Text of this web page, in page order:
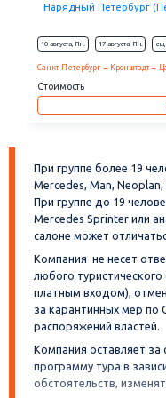
Нарядный Петербург
Пн. 17 августа, Пн. eщё...
Петербург Кронштадт Царское
При группе более 19
Mercedes, Man, Neoplan,
При группе до 19
Mercedes Sprinter или
салоне может
Компания не несет
любого
платным входом),
за карантинных мер по
распоряжений властей.
Компания оставляет за
программу тура в
обстоятельств,